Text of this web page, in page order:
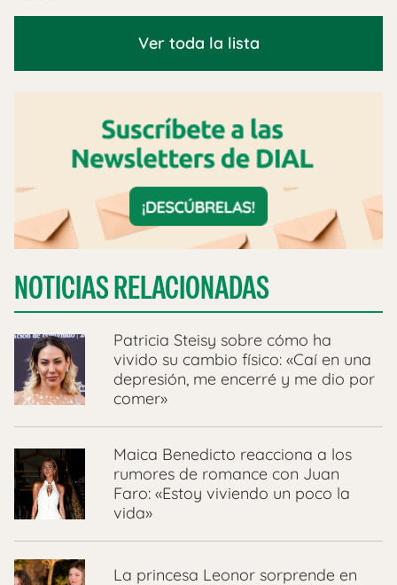
Ver toda la lista
NOTICIAS RELACIONADAS
Patricia Steisy sobre cómo ha
vivido su cambio físico: «Caí en una
depresión, me encerré y me dio por
comer»
Maica Benedicto reacciona a los
rumores de romance con Juan
Faro: «Estoy viviendo un poco la
vida»
La princesa Leonor sorprende en